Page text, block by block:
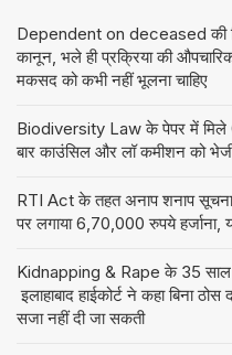
Dependent on deceased की
कानून, भले ही प्रक्रिया की
मकसद को कभी नहीं भूलना चाहिए
Biodiversity Law के पेपर में मिले
बार काउंसिल और लॉ कमीशन को भेजी
RTI Act के तहत अनाप शनाप सूचनाएं
पर लगाया 6,70,000 रुपये हर्जाना,
Kidnapping & Rape के 35 साल
इलाहाबाद हाईकोर्ट ने कहा बिना
सजा नहीं दी जा सकती